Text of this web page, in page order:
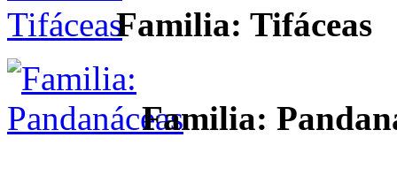
Familia: Tifáceas
Familia: